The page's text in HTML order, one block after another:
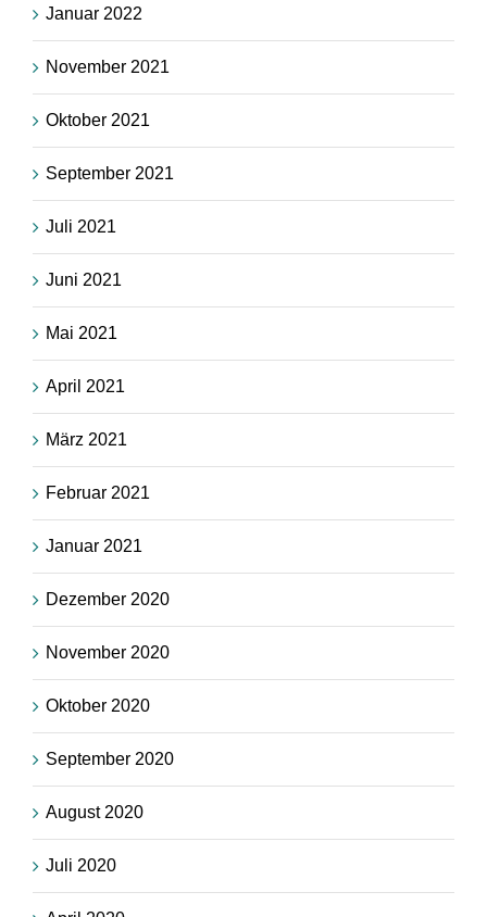
Januar 2022
November 2021
Oktober 2021
September 2021
Juli 2021
Juni 2021
Mai 2021
April 2021
März 2021
Februar 2021
Januar 2021
Dezember 2020
November 2020
Oktober 2020
September 2020
August 2020
Juli 2020